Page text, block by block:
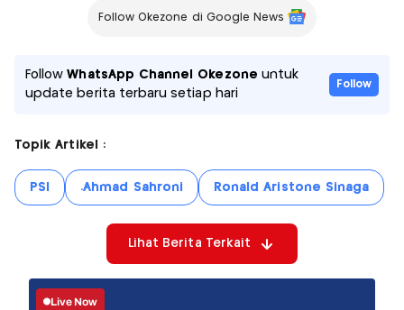
Follow Okezone di Google News
FollowWhatsApp Channel Okezone untuk
update berita terbaru setiap hari
Follow
Topik Artikel :
PSI .Ahmad Sahroni Ronald Aristone Sinaga
Lihat Berita Terkait
Live Now